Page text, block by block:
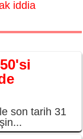
iddia
son tarih 31